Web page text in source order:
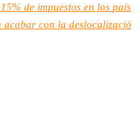
de impuestos en los país
acabar con la deslocalizació